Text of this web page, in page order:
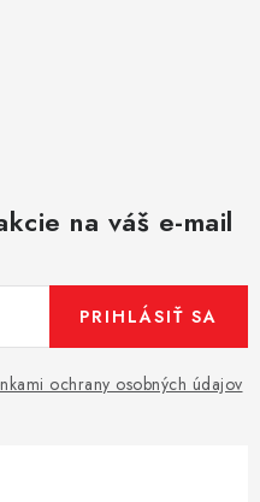
na váš e-mail
ochrany osobných údajov
PRIHLÁSIŤ SA